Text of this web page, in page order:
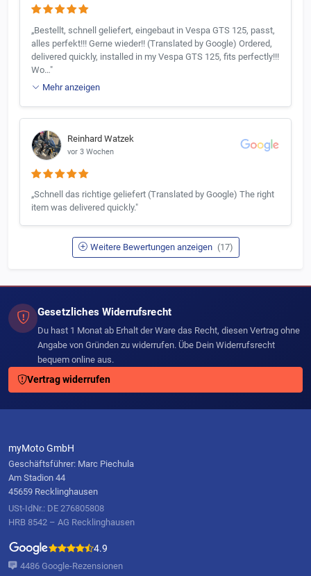
„Bestellt, schnell geliefert, eingebaut in Vespa GTS 125, passt,
alles perfekt!!! Gerne wieder!! (Translated by Google) Ordered,
delivered quickly, installed in my Vespa GTS 125, fits perfectly!!!
Wo…"
Mehr anzeigen
Reinhard Watzek
vor 3 Wochen
„Schnell das richtige geliefert (Translated by Google) The right
item was delivered quickly."
Weitere Bewertungen anzeigen (17)
Gesetzliches Widerrufsrecht
Du hast 1 Monat ab Erhalt der Ware das Recht, diesen Vertrag ohne
Angabe von Gründen zu widerrufen. Übe Dein Widerrufsrecht
bequem online aus.
Vertrag widerrufen
myMoto GmbH
Geschäftsführer: Marc Piechula
Am Stadion 44
45659 Recklinghausen
USt-IdNr.: DE 276805808
HRB 8542 – AG Recklinghausen
4.9
4486 Google-Rezensionen